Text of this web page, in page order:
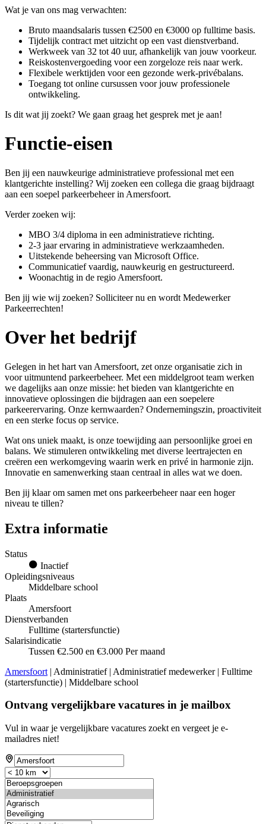
Wat je van ons mag verwachten:
Bruto maandsalaris tussen €2500 en €3000 op fulltime basis.
Tijdelijk contract met uitzicht op een vast dienstverband.
Werkweek van 32 tot 40 uur, afhankelijk van jouw voorkeur.
Reiskostenvergoeding voor een zorgeloze reis naar werk.
Flexibele werktijden voor een gezonde werk-privébalans.
Toegang tot online cursussen voor jouw professionele
ontwikkeling.
Is dit wat jij zoekt? We gaan graag het gesprek met je aan!
Functie-eisen
Ben jij een nauwkeurige administratieve professional met een
klantgerichte instelling? Wij zoeken een collega die graag bijdraagt
aan een soepel parkeerbeheer in Amersfoort.
Verder zoeken wij:
MBO 3/4 diploma in een administratieve richting.
2-3 jaar ervaring in administratieve werkzaamheden.
Uitstekende beheersing van Microsoft Office.
Communicatief vaardig, nauwkeurig en gestructureerd.
Woonachtig in de regio Amersfoort.
Ben jij wie wij zoeken? Solliciteer nu en wordt Medewerker
Parkeerrechten!
Over het bedrijf
Gelegen in het hart van Amersfoort, zet onze organisatie zich in
voor uitmuntend parkeerbeheer. Met een middelgroot team werken
we dagelijks aan onze missie: het bieden van klantgerichte en
innovatieve oplossingen die bijdragen aan een soepelere
parkeerervaring. Onze kernwaarden? Ondernemingszin, proactiviteit
en een sterke focus op service.
Wat ons uniek maakt, is onze toewijding aan persoonlijke groei en
balans. We stimuleren ontwikkeling met diverse leertrajecten en
creëren een werkomgeving waarin werk en privé in harmonie zijn.
Innovatie en samenwerking staan centraal in alles wat we doen.
Ben jij klaar om samen met ons parkeerbeheer naar een hoger
niveau te tillen?
Extra informatie
Status
Inactief
Opleidingsniveaus
Middelbare school
Plaats
Amersfoort
Dienstverbanden
Fulltime (startersfunctie)
Salarisindicatie
Tussen €2.500 en €3.000 Per maand
Amersfoort | Administratief | Administratief medewerker | Fulltime
(startersfunctie) | Middelbare school
Ontvang vergelijkbare vacatures in je mailbox
Vul in waar je vergelijkbare vacatures zoekt en vergeet je e-
mailadres niet!